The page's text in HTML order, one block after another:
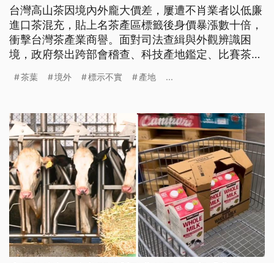
台灣高山茶因境內外龐大價差，屢遭不肖業者以低廉
進口茶混充，貼上名茶產區標籤後身價暴漲數十倍，
衝擊台灣茶產業商譽。面對司法查緝與外觀辨識困
境，政府祭出跨部會稽查、科技產地鑑定、比賽茶切
本與產業鏈透明度仍面臨拉鋸。
茶葉 境外 標示不實 產地 ...